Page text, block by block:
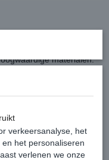
materialen.
harde borstel, zachte
en een manen- en
tas met een geweven
verkeersanalyse, het
het personaliseren
verlenen we onze